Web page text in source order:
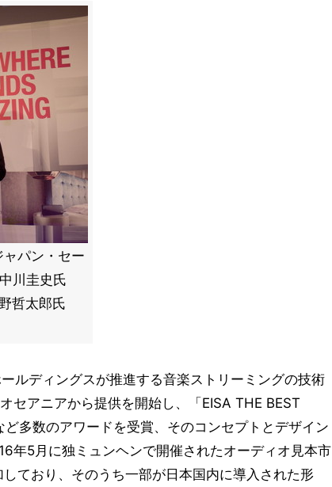
パン・セー
川圭史氏
哲太郎氏
ルディングスが推進する音楽ストリーミングの技術
セアニアから提供を開始し、「EISA THE BEST
多数のアワードを受賞、そのコンセプトとデザイン
年5月に独ミュンヘンで開催されたオーディオ見本市
しており、そのうち一部が日本国内に導入された形